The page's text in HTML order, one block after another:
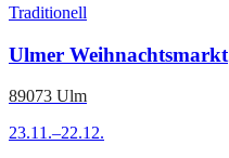
Traditionell
Ulmer Weihnachtsmarkt
89073 Ulm
23.11.–22.12.